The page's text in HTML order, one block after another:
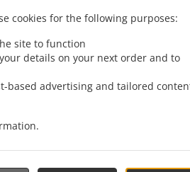
cookies for the following purposes:
site to function
details on your next order and to
based advertising and tailored
Ss2 , 最小訂購
Jaya